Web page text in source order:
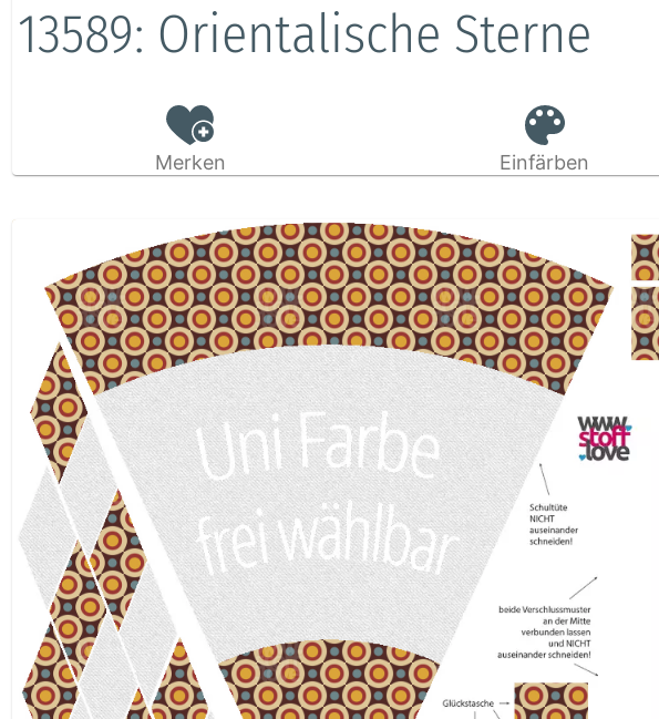
13589: Orientalische Sterne
Merken Einfärben